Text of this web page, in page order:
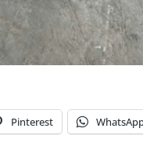
Pinterest